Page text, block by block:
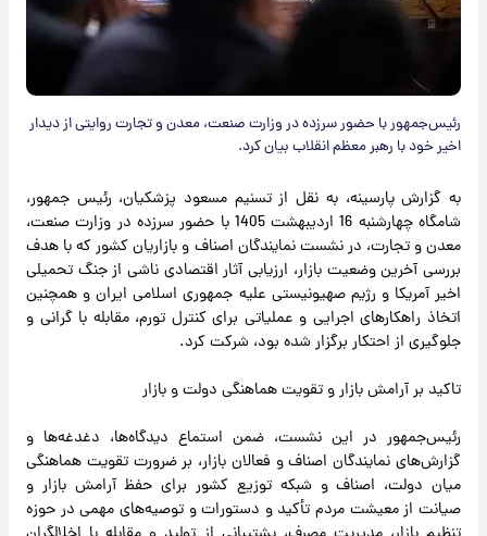
رئیس‌جمهور با حضور سرزده در وزارت صنعت، معدن و تجارت روایتی از دیدار
اخیر خود با رهبر معظم انقلاب بیان کرد.
به گزارش پارسینه، به نقل از تسنیم مسعود پزشکیان، رئیس جمهور،
شامگاه چهارشنبه 16 اردیبهشت 1405 با حضور سرزده در وزارت صنعت،
معدن و تجارت، در نشست نمایندگان اصناف و بازاریان کشور که با هدف
بررسی آخرین وضعیت بازار، ارزیابی آثار اقتصادی ناشی از جنگ تحمیلی
اخیر آمریکا و رژیم صهیونیستی علیه جمهوری اسلامی ایران و همچنین
اتخاذ راهکارهای اجرایی و عملیاتی برای کنترل تورم، مقابله با گرانی و
جلوگیری از احتکار برگزار شده بود، شرکت کرد.
تاکید بر آرامش بازار و تقویت هماهنگی دولت و بازار
رئیس‌جمهور در این نشست، ضمن استماع دیدگاه‌ها، دغدغه‌ها و
گزارش‌های نمایندگان اصناف و فعالان بازار، بر ضرورت تقویت هماهنگی
میان دولت، اصناف و شبکه توزیع کشور برای حفظ آرامش بازار و
صیانت از معیشت مردم تأکید و دستورات و توصیه‌های مهمی در حوزه